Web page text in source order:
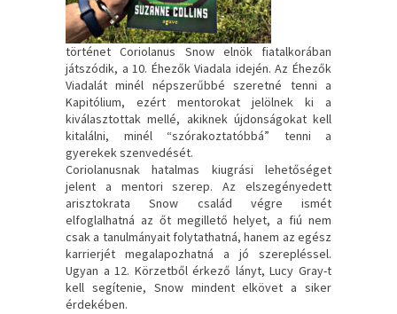
történet Coriolanus Snow elnök fiatalkorában
játszódik, a 10. Éhezők Viadala idején. Az Éhezők
Viadalát minél népszerűbbé szeretné tenni a
Kapitólium, ezért mentorokat jelölnek ki a
kiválasztottak mellé, akiknek újdonságokat kell
kitalálni, minél “szórakoztatóbbá” tenni a
gyerekek szenvedését.
Coriolanusnak hatalmas kiugrási lehetőséget
jelent a mentori szerep. Az elszegényedett
arisztokrata Snow család végre ismét
elfoglalhatná az őt megillető helyet, a fiú nem
csak a tanulmányait folytathatná, hanem az egész
karrierjét megalapozhatná a jó szerepléssel.
Ugyan a 12. Körzetből érkező lányt, Lucy Gray-t
kell segítenie, Snow mindent elkövet a siker
érdekében.